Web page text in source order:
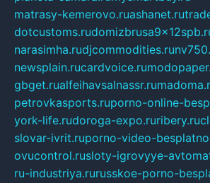
matrasy-kemerovo.ruashanet.ru
dotcustoms.ru
narasimha.rudjcommodities.ru
newsplain.rucardvoice.ru
gbget.rualfeihavsalnassr.ru
petrovkasports.ruporno-online-
york-life.rudoroga-expo.ruribery.ru
slovar-ivrit.ruporno-video-
ovucontrol.rusloty-igrovyye-
ru-industriya.rurusskoe-porno-